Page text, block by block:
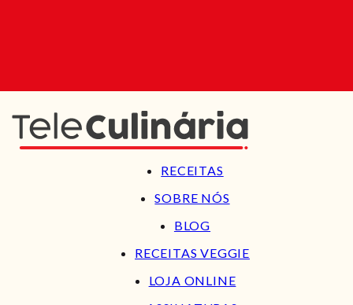
RECEITAS
SOBRE NÓS
BLOG
RECEITAS VEGGIE
LOJA ONLINE